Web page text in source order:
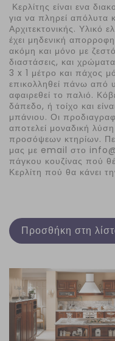
Κερλίτης είναι ενα
για να πληρεί απόλυτα
Αρχιτεκτονικής. Υλικό
έχει μηδενική
ακόμη και μόνο με
διαστάσεις, και
3 x 1 μέτρο και πάχος
επικολληθεί πάνω από
αφαιρεθεί το παλιό.
δάπεδο, ή τοίχο και
μπάνιου. Οι
αποτελεί μοναδική
προσόψεων κτηρίων.
μας με email στο
πάγκου κουζίνας πού
Κερλίτη πού θα κάνει
Προσθήκη στη